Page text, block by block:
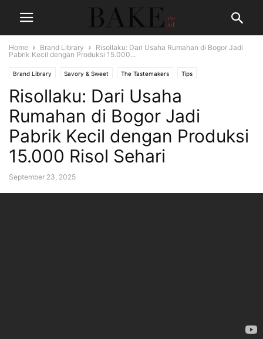
Home Brand Library
Risollaku: Dari Usaha Rumahan di Bogor Jadi
Pabrik Kecil dengan Produksi 15.000...
Brand Library Savory & Sweet The Tastemakers Tips
Risollaku: Dari Usaha
Rumahan di Bogor Jadi
Pabrik Kecil dengan Produksi
15.000 Risol Sehari
September 23, 2025